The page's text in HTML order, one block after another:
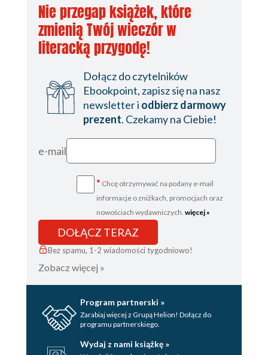
Nie przegap książek, które
zmienią Twój wieczór w
literacką przygodę!
Dołącz do czytelników
Ebookpoint, zapisz się na nasz
newsletter i odbierz darmowy
prezent. Czekamy na Ciebie!
e-mail
* Chcę otrzymywać na podany e-mail
informacje o zniżkach, promocjach oraz
nowościach wydawniczych. więcej »
DOŁĄCZ TERAZ
Bez spamu, 1-2 wiadomości tygodniowo!
Zobacz więcej »
Program partnerski »
Zarabiaj więcej z Grupą Helion! Dołącz do
programu partnerskiego.
Wydaj z nami książkę »